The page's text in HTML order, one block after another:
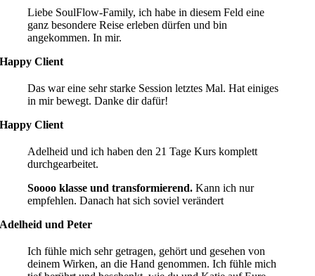
Liebe SoulFlow-Family, ich habe in diesem Feld eine
ganz besondere Reise erleben dürfen und bin
angekommen. In mir.
Happy Client
Das war eine sehr starke Session letztes Mal. Hat einiges
in mir bewegt. Danke dir dafür!
Happy Client
Adelheid und ich haben den 21 Tage Kurs komplett
durchgearbeitet.
Soooo klasse und transformierend. Kann ich nur
empfehlen. Danach hat sich soviel verändert
Adelheid und Peter
Ich fühle mich sehr getragen, gehört und gesehen von
deinem Wirken, an die Hand genommen. Ich fühle mich